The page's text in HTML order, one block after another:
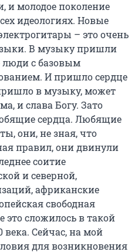
и молодое поколение
идеологиях. Новые
– это очень
В музыку пришли
люди с базовым
И пришло сердце
в музыку, может
и слава Богу. Зато
сердца. Любящие
они, не зная, что
правил, они двинули
соитие
и северной,
африканские
свободная
это сложилось в такой
Сейчас, на мой
для возникновения